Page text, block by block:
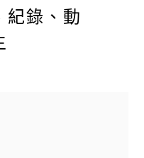
紀錄、動